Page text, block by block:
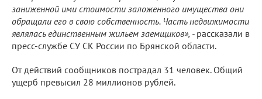
заниженной ими стоимости заложенного имущества они
обращали его в свою собственность. Часть недвижимости
являлась единственным жильем заемщиков», - рассказали в
пресс-службе СУ СК России по Брянской области.
От действий сообщников пострадал 31 человек. Общий
ущерб превысил 28 миллионов рублей.